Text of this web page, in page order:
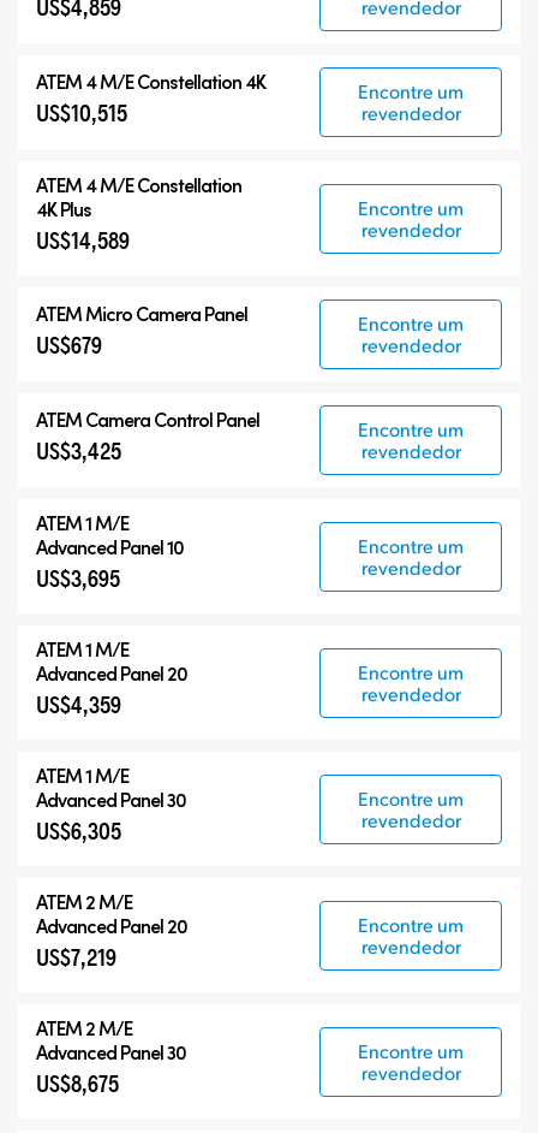
revendedor
ATEM 4 M/E Constellation 4K
US$10,515
Encontre um
revendedor
ATEM4 M/E Constellation
4K Plus
US$14,589
Encontre um
revendedor
ATEM Micro Camera Panel
US$679
Encontre um
revendedor
ATEM Camera Control Panel
US$3,425
Encontre um
revendedor
ATEM 1 M/E
Advanced Panel 10
US$3,695
Encontre um
revendedor
ATEM 1 M/E
Advanced Panel 20
US$4,359
Encontre um
revendedor
ATEM 1 M/E
Advanced Panel 30
US$6,305
Encontre um
revendedor
ATEM 2 M/E
Advanced Panel 20
US$7,219
Encontre um
revendedor
ATEM 2 M/E
Advanced Panel 30
US$8,675
Encontre um
revendedor